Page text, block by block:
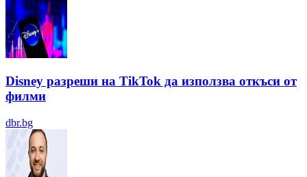
Disney разреши на TikTok да използва откъси от
филми
dbr.bg